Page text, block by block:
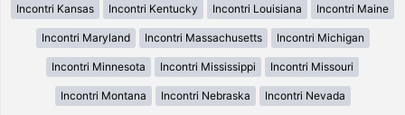
Incontri Kansas Incontri Kentucky Incontri Louisiana Incontri Maine
Incontri Maryland Incontri Massachusetts Incontri Michigan
Incontri Minnesota Incontri Mississippi Incontri Missouri
Incontri Montana Incontri Nebraska Incontri Nevada